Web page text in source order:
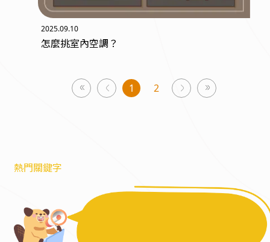
2025.09.10
怎麼挑室內空調？
page
You're
1 2 page page
熱門關鍵字